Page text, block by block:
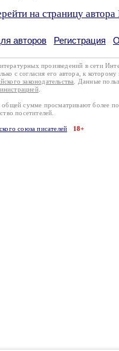
на страницу
авторов Регистрация
произведений в сети
с согласия его автора, к
законодательства . Данные
.
сумме просматривают более
посетителей.
союза писателей 18+